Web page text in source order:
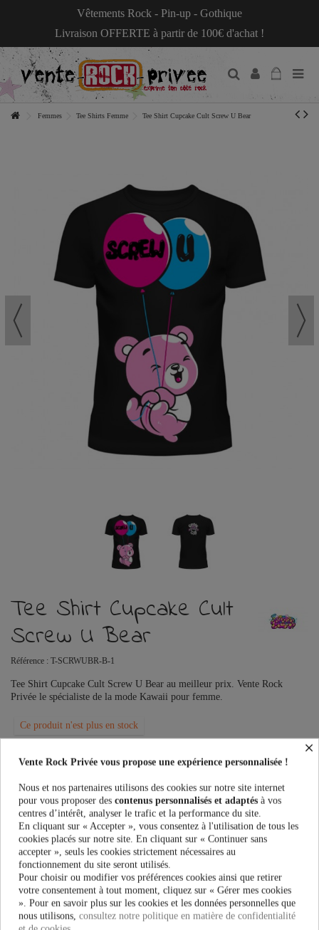
Vêtements Rock - Pin-up - Gothique
Livraison OFFERTE à partir de 100€ d'achat !
Femmes Tee Shirts Femme Tee Shirt Cupcake Cult Screw U Bear
Tee Shirt Cupcake Cult
Screw U Bear
Référence : T-SCRWUBR-B-1
Tee Shirt Cupcake Cult Screw U Bear au meilleur prix. Vente Rock
Privée le spécialiste de la mode Kawaii pour femme.
Ce produit n'est plus en stock
Taille:
Couleur:
×
Vente Rock Privée vous propose une expérience personnalisée !
Nous et nos partenaires utilisons des cookies sur notre site internet
pour vous proposer des contenus personnalisés et adaptés à vos
centres d’intérêt, analyser le trafic et la performance du site.
En cliquant sur « Accepter », vous consentez à l'utilisation de tous les
cookies placés sur notre site. En cliquant sur « Continuer sans
accepter », seuls les cookies strictement nécessaires au
fonctionnement du site seront utilisés.
Pour choisir ou modifier vos préférences cookies ainsi que retirer
votre consentement à tout moment, cliquez sur « Gérer mes cookies
». Pour en savoir plus sur les cookies et les données personnelles que
nous utilisons, consultez notre politique en matière de confidentialité